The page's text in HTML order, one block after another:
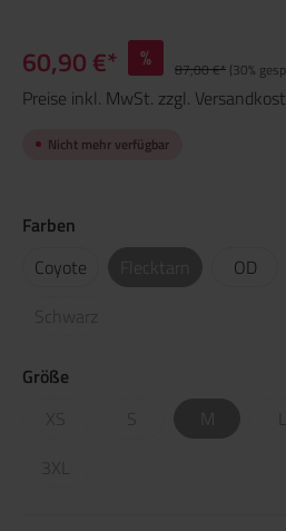
60,90 €* % 87,00 €* (30%
Preise inkl. MwSt. zzgl.
Nicht mehr verfügbar
Farben
Coyote
OD
Schwarz
Größe
XS
M
3XL